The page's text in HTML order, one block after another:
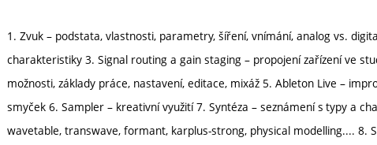
1. Zvuk – podstata, vlastnosti, parametry, šíření, vnímání, analog vs.
charakteristiky 3. Signal routing a gain staging – propojení zařízení ve
možnosti, základy práce, nastavení, editace, mixáž 5. Ableton Live –
smyček 6. Sampler – kreativní využití 7. Syntéza – seznámení s typy a
wavetable, transwave, formant, karplus-strong, physical modelling.... 8.